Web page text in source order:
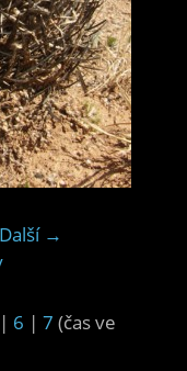
Další →
| 6 | 7 (čas ve